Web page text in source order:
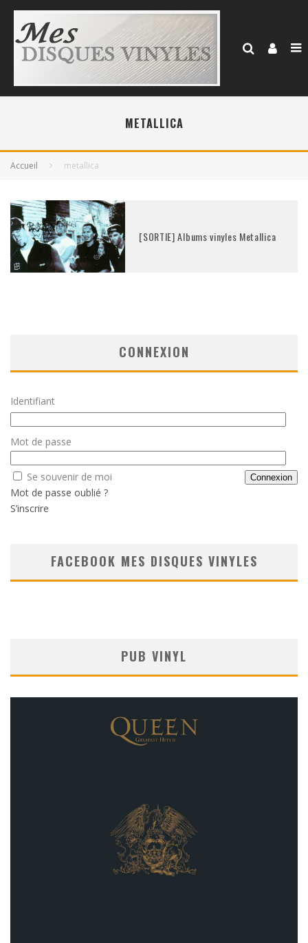
METALLICA
Accueil metallica
[SORTIE] Albums vinyles Metallica
CONNEXION
Identifiant
Mot de passe
Se souvenir de moi
Mot de passe oublié ?
S’inscrire
FACEBOOK MES DISQUES VINYLES
PUB VINYL